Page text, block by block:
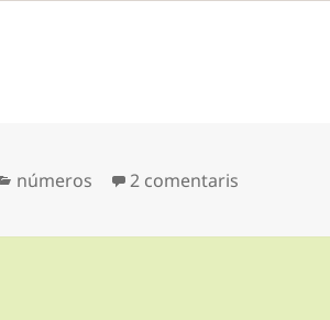
Categories
números 2 comentaris